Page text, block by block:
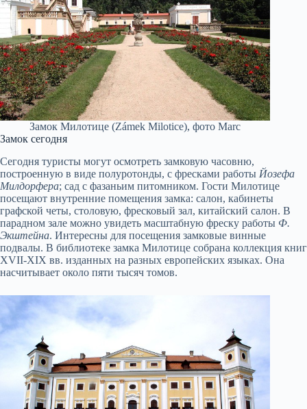
Замок Милотице (Zámek Milotice), фото Marc
Замок сегодня
Сегодня туристы могут осмотреть замковую часовню,
построенную в виде полуротонды, с фресками работы Йозефа
Милдорфера; сад с фазаньим питомником. Гости Милотице
посещают внутренние помещения замка: салон, кабинеты
графской четы, столовую, фресковый зал, китайский салон. В
парадном зале можно увидеть масштабную фреску работы Ф.
Экштейна. Интересны для посещения замковые винные
подвалы. В библиотеке замка Милотице собрана коллекция книг
XVII-XIX вв. изданных на разных европейских языках. Она
насчитывает около пяти тысяч томов.